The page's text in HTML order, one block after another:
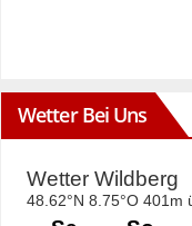
Wetter Bei Uns